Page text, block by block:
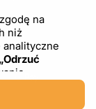
na
niż
„Odrzuć
cookie